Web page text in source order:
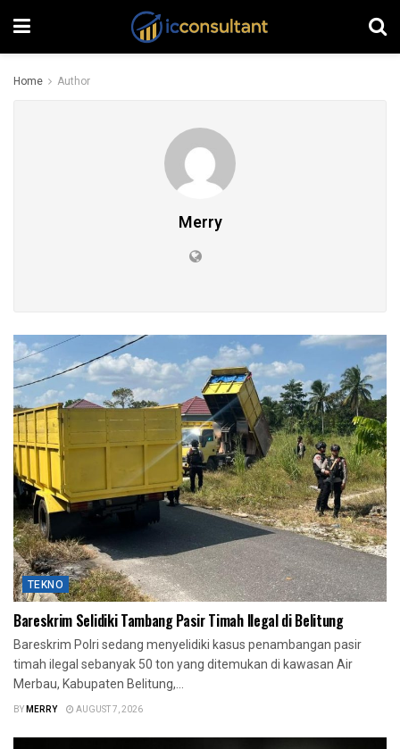
Home Author
Merry
TEKNO
Bareskrim Selidiki Tambang Pasir Timah Ilegal di Belitung
Bareskrim Polri sedang menyelidiki kasus penambangan pasir
timah ilegal sebanyak 50 ton yang ditemukan di kawasan Air
Merbau, Kabupaten Belitung,...
BYMERRY AUGUST 7, 2026